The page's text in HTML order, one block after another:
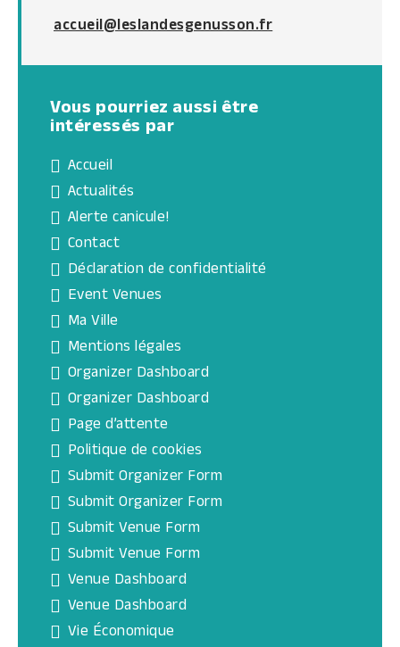
accueil@leslandesgenusson.fr
Vous pourriez aussi être
intéressés par
Accueil
Actualités
Alerte canicule!
Contact
Déclaration de confidentialité
Event Venues
Ma Ville
Mentions légales
Organizer Dashboard
Organizer Dashboard
Page d’attente
Politique de cookies
Submit Organizer Form
Submit Organizer Form
Submit Venue Form
Submit Venue Form
Venue Dashboard
Venue Dashboard
Vie Économique